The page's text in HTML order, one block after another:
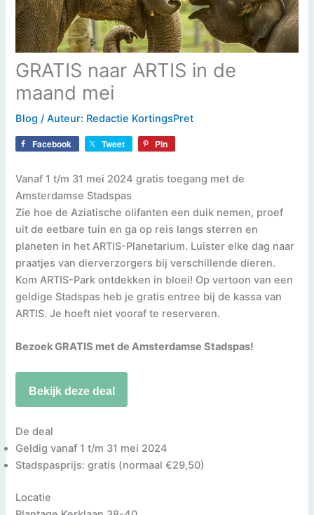
GRATIS naar ARTIS in de
maand mei
Blog / Auteur: Redactie KortingsPret
Facebook Tweet Pin
Vanaf 1 t/m 31 mei 2024 gratis toegang met de
Amsterdamse Stadspas
Zie hoe de Aziatische olifanten een duik nemen, proef
uit de eetbare tuin en ga op reis langs sterren en
planeten in het ARTIS-Planetarium. Luister elke dag naar
praatjes van dierverzorgers bij verschillende dieren.
Kom ARTIS-Park ontdekken in bloei! Op vertoon van een
geldige Stadspas heb je gratis entree bij de kassa van
ARTIS. Je hoeft niet vooraf te reserveren.
Bezoek GRATIS met de Amsterdamse Stadspas!
Bekijk deze deal
De deal
Geldig vanaf 1 t/m 31 mei 2024
Stadspasprijs: gratis (normaal €29,50)
Locatie